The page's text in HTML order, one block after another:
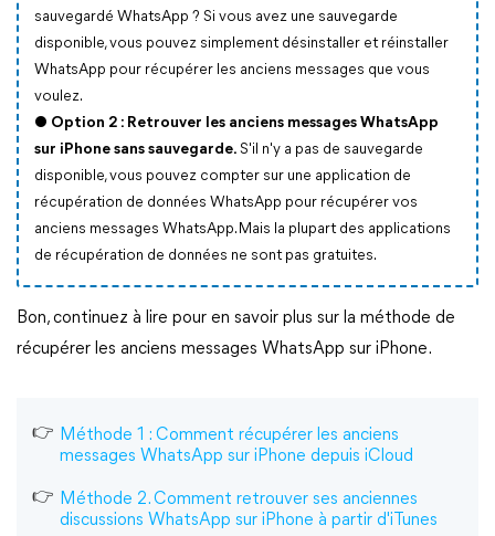
sauvegardé WhatsApp ? Si vous avez une sauvegarde
disponible, vous pouvez simplement désinstaller et réinstaller
WhatsApp pour récupérer les anciens messages que vous
voulez.
● Option 2 : Retrouver les anciens messages WhatsApp
sur iPhone sans sauvegarde. S'il n'y a pas de sauvegarde
disponible, vous pouvez compter sur une application de
récupération de données WhatsApp pour récupérer vos
anciens messages WhatsApp. Mais la plupart des applications
de récupération de données ne sont pas gratuites.
Bon, continuez à lire pour en savoir plus sur la méthode de
récupérer les anciens messages WhatsApp sur iPhone.
Méthode 1 : Comment récupérer les anciens
messages WhatsApp sur iPhone depuis iCloud
Méthode 2. Comment retrouver ses anciennes
discussions WhatsApp sur iPhone à partir d'iTunes